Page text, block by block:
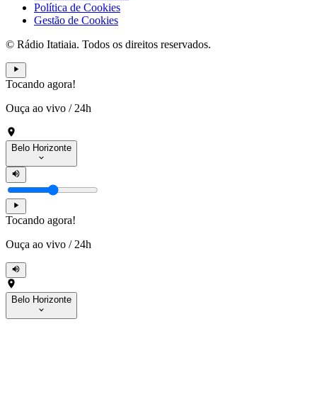
Política de Cookies
Gestão de Cookies
© Rádio Itatiaia. Todos os direitos reservados.
Tocando agora!
Ouça ao vivo / 24h
Belo Horizonte
Tocando agora!
Ouça ao vivo / 24h
Belo Horizonte